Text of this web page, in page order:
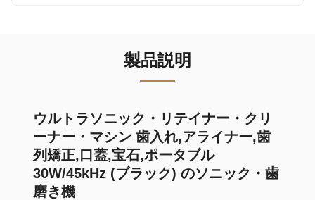
製品説明
ウルトラソニック・リテイナー・クリ
ーナー・マシン 歯入れ,アライナー,歯
列矯正,口蓋,宝石,ポータブル
30W/45kHz (ブラック) のソニック・歯
磨き機